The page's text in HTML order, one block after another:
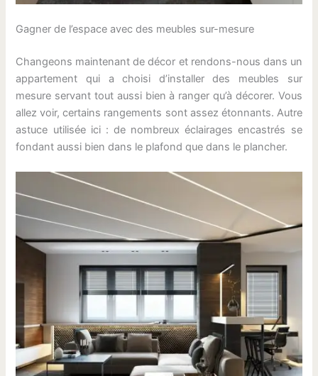
Gagner de l’espace avec des meubles sur-mesure
Changeons maintenant de décor et rendons-nous dans un
appartement qui a choisi d’installer des meubles sur
mesure servant tout aussi bien à ranger qu’à décorer. Vous
allez voir, certains rangements sont assez étonnants. Autre
astuce utilisée ici : de nombreux éclairages encastrés se
fondant aussi bien dans le plafond que dans le plancher.